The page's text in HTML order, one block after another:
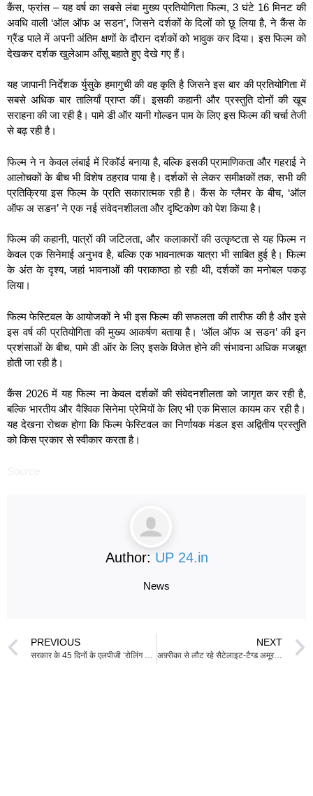
कैंस, फ्रांस – यह वर्ष का सबसे लंबा मुख्य प्रतियोगिता फिल्म, 3 घंटे 16 मिनट की
अवधि वाली ‘ऑल ऑफ अ सडन’, जिसने दर्शकों के दिलों को छू लिया है, ने कैंस के
ग्रैंड पाले में अपनी अंतिम क्षणों के दौरान दर्शकों को भावुक कर दिया। इस फिल्म को
देखकर दर्शक खुलेआम आँसू बहाते हुए देखे गए हैं।
यह जापानी निर्देशक र्युसुके हमागुची की वह कृति है जिसने इस बार की प्रतियोगिता में
सबसे अधिक बार तालियाँ प्राप्त कीं। इसकी कहानी और प्रस्तुति दोनों की खूब
सराहना की जा रही है। पामे डी ऑर यानी गोल्डन पाम के लिए इस फिल्म की चर्चा तेजी
से बढ़ रही है।
फिल्म ने न केवल लंबाई में रिकॉर्ड बनाया है, बल्कि इसकी प्रामाणिकता और गहराई ने
आलोचकों के बीच भी विशेष ठहराव पाया है। दर्शकों से लेकर समीक्षकों तक, सभी की
प्रतिक्रिया इस फिल्म के प्रति सकारात्मक रही है। कैंस के ग्लैमर के बीच, ‘ऑल
ऑफ अ सडन’ ने एक नई संवेदनशीलता और दृष्टिकोण को पेश किया है।
फिल्म की कहानी, पात्रों की जटिलता, और कलाकारों की उत्कृष्टता से यह फिल्म न
केवल एक सिनेमाई अनुभव है, बल्कि एक भावनात्मक यात्रा भी साबित हुई है। फिल्म
के अंत के दृश्य, जहां भावनाओं की पराकाष्ठा हो रही थी, दर्शकों का मनोबल पकड़
लिया।
फिल्म फेस्टिवल के आयोजकों ने भी इस फिल्म की सफलता की तारीफ की है और इसे
इस वर्ष की प्रतियोगिता की मुख्य आकर्षण बताया है। ‘ऑल ऑफ अ सडन’ की इन
प्रशंसाओं के बीच, पामे डी ऑर के लिए इसके विजेत होने की संभावना अधिक मजबूत
होती जा रही है।
कैंस 2026 में यह फिल्म ना केवल दर्शकों की संवेदनशीलता को जागृत कर रही है,
बल्कि भारतीय और वैश्विक सिनेमा प्रेमियों के लिए भी एक मिसाल कायम कर रही है।
यह देखना रोचक होगा कि फिल्म फेस्टिवल का निर्णायक मंडल इस अद्वितीय प्रस्तुति
को किस प्रकार से स्वीकार करता है।
Author: UP 24.in
News
PREVIOUS
सरकार के 45 दिनों के एलपीजी ‘रोलिंग स्टॉक’ के दावे पर एक वास्तविकता जांच
NEXT
अफ़्रीका से लौट रहे सैटेलाइट-टैग्ड अमूर बाज, जल्द भारत पार करेंगे